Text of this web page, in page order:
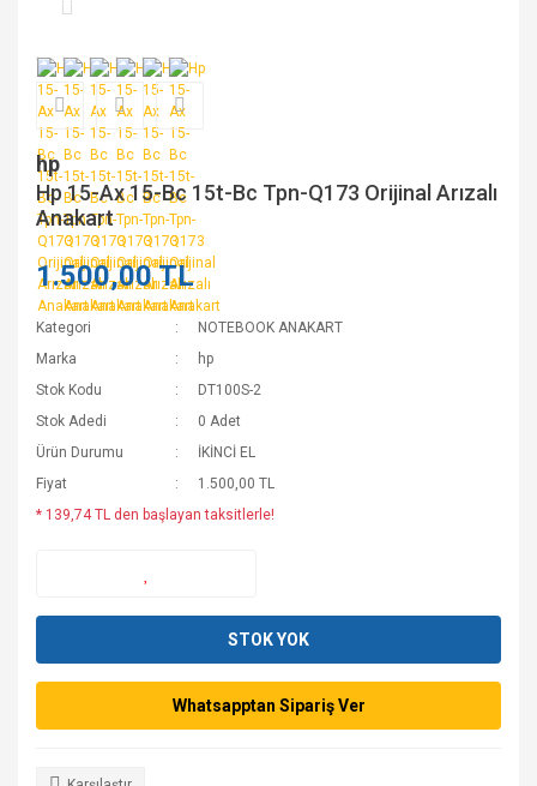
hp
Hp 15-Ax 15-Bc 15t-Bc Tpn-Q173 Orijinal Arızalı
Anakart
1.500,00 TL
Kategori
NOTEBOOK ANAKART
Marka
hp
Stok Kodu
DT100S-2
Stok Adedi
0 Adet
Ürün Durumu
İKİNCİ EL
Fiyat
1.500,00 TL
* 139,74 TL den başlayan taksitlerle!
STOK YOK
Whatsapptan Sipariş Ver